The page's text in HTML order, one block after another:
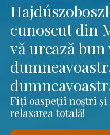
cunoscut din
vă urează
Fiți oaspeții noștri și
relaxarea totală!